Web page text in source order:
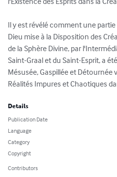
Il y est révélé comment une
Dieu mise à la Disposition des
de la Sphère Divine, par
Saint-Graal et du Saint-Esprit, a
Mésusée, Gaspillée et Détournée
Réalités Impures et Chaotiques
Details
Publication Date
Language
Category
Copyright
Contributors